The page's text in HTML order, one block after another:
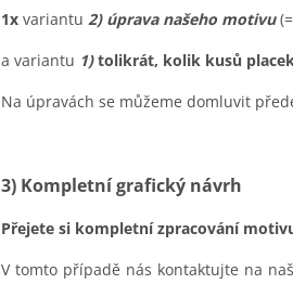
1x variantu 2) úprava našeho motivu
a variantu 1)tolikrát, kolik kusů
Na úpravách se můžeme domluvit
3) Kompletní grafický návrh
Přejete si kompletní zpracování
V tomto případě nás kontaktujte na